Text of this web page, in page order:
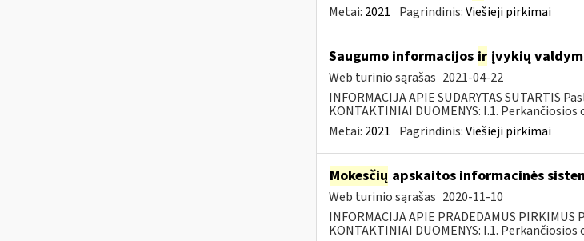
Metai: 2021 Pagrindinis:Viešieji pirkimai
Saugumo informacijos irįvykių
Web turinio sąrašas 2021-04-22
INFORMACIJA APIE SUDARYTAS SUTARTIS
KONTAKTINIAI DUOMENYS: I.1.
Metai: 2021 Pagrindinis:Viešieji pirkimai
Mokesčių apskaitos informacinės
Web turinio sąrašas 2020-11-10
INFORMACIJA APIE PRADEDAMUS
KONTAKTINIAI DUOMENYS: I.1.